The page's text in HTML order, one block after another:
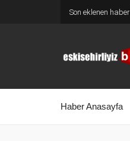
Son eklenen
Haber Anasayfa